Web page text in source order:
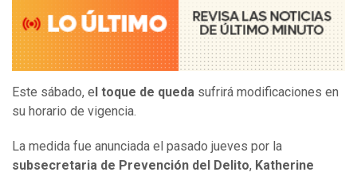
Este sábado, e l toque de queda sufrirá modificaciones en
su horario de vigencia.
La medida fue anunciada el pasado jueves por la
subsecretaria de Prevención del Delito, Katherine